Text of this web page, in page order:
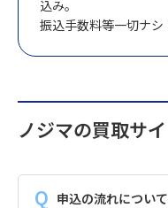
込み。
振込手数料等一切ナシ
ノジマの買取サ
申込の流れについ